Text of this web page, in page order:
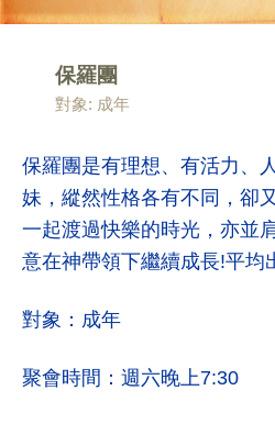
保羅團
對象: 成年
保羅團是有理想、有活力、
妹，縱然性格各有不同，卻
一起渡過快樂的時光，亦並
意在神帶領下繼續成長!平均
對象：成年
聚會時間：週六晚上7:30